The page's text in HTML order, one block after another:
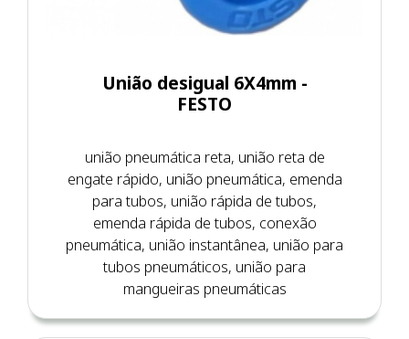
União desigual 6X4mm -
FESTO
união pneumática reta, união reta de
engate rápido, união pneumática, emenda
para tubos, união rápida de tubos,
emenda rápida de tubos, conexão
pneumática, união instantânea, união para
tubos pneumáticos, união para
mangueiras pneumáticas